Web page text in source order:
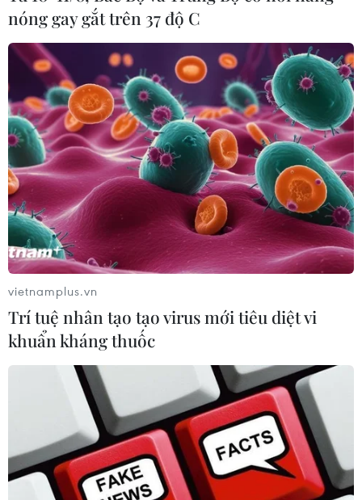
Khủng hoảng lao động - Quả bom hẹn giờ
đối với nền kinh tế Đức
05/05/2023 22:29
Khảo sát tại các công ty và doanh nghiệp thuộc nhiều
lĩnh vực quan trọng của nền kinh tế Đức, tình trạng thiếu
lao động lành nghề là vấn đề lớn nhất hoặc lớn thứ hai
mà họ phải đối mặt.
nóng gay gắt trên 37 độ C
vietnamplus.vn
Trí tuệ nhân tạo tạo virus mới tiêu diệt vi
khuẩn kháng thuốc